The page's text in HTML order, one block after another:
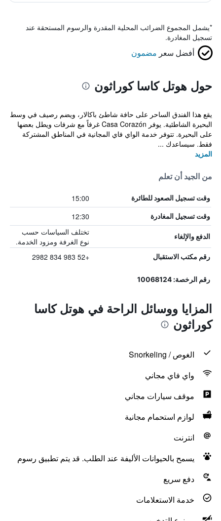
*يشمل المجموع الضرائب المحلية المقدرة والرسوم المستحقة عند
تسجيل المغادرة.
أفضل سعر مضمون
حول هوتل كاسا كوراثون
يقع هذا الفندق الساحر على حافة شاطئ باكالار، ويضم رصيف في وسط
البحيرة الشاطئية. يوفر Casa Corazón غرفاً مع شرفات ويطل بعضها
على البحيرة. تتوفر خدمة الواي فاي المجانية في المناطق المشتركة
فقط. سيساعدك ...
المزيد
من الجيد أن تعلم
وقت تسجيل الصعود للطائرة 15:00
وقت تسجيل المغادرة 12:30
الدفع والإلغاء
تختلف السياسات حسب
نوع الغرفة ومزود الخدمة.
رقم مكتب الاستقبال +52 983 834 2982
رقم الرخصة: 10068124
المزايا ووسائل الراحة في هوتل كاسا
كوراثون
الغوص / Snorkeling
واي فاي مجاني
موقف سيارات مجاني
لوازم استحمام مجانية
انترنت
يسمح بالحيوانات الأليفة عند الطلب. قد يتم تطبيق رسوم
دفع سريع
خدمة الاستعلامات